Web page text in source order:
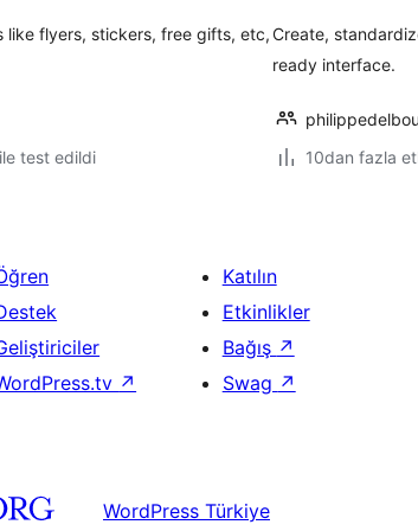
like flyers, stickers, free gifts, etc,
test edildi
Create,
ready interface.
10dan fazla
↗
Katılın
Etkinlikler
Bağış ↗
Swag ↗
WordPress Türkiye